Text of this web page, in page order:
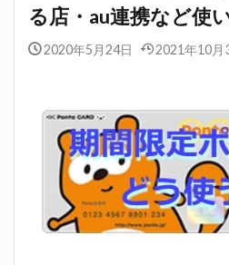
る店・au連携など使
2020年5月24日 2021年10月